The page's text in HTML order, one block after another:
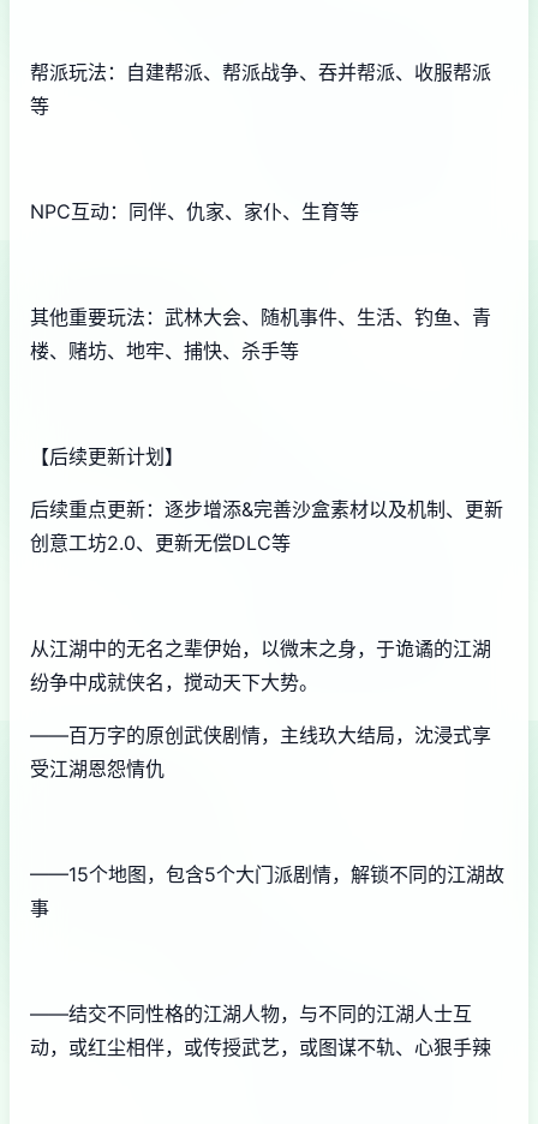
帮派玩法：自建帮派、帮派战争、吞并帮派、收服帮派
等
NPC互动：同伴、仇家、家仆、生育等
其他重要玩法：武林大会、随机事件、生活、钓鱼、青
楼、赌坊、地牢、捕快、杀手等
【后续更新计划】
后续重点更新：逐步增添&完善沙盒素材以及机制、更新
创意工坊2.0、更新无偿DLC等
从江湖中的无名之辈伊始，以微末之身，于诡谲的江湖
纷争中成就侠名，搅动天下大势。
——百万字的原创武侠剧情，主线玖大结局，沈浸式享
受江湖恩怨情仇
——15个地图，包含5个大门派剧情，解锁不同的江湖故
事
——结交不同性格的江湖人物，与不同的江湖人士互
动，或红尘相伴，或传授武艺，或图谋不轨、心狠手辣